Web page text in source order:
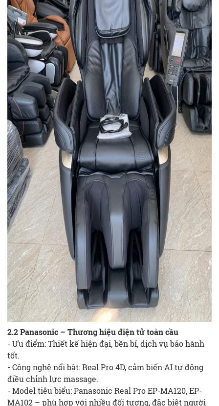
2.2 Panasonic – Thương hiệu điện tử toàn cầu
- Ưu điểm: Thiết kế hiện đại, bền bỉ, dịch vụ bảo hành
tốt.
- Công nghệ nổi bật: Real Pro 4D, cảm biến AI tự động
điều chỉnh lực massage.
- Model tiêu biểu: Panasonic Real Pro EP-MA120, EP-
MA102 – phù hợp với nhiều đối tượng, đặc biệt người